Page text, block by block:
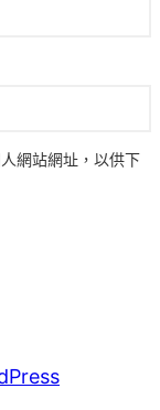
網站網址，以供下